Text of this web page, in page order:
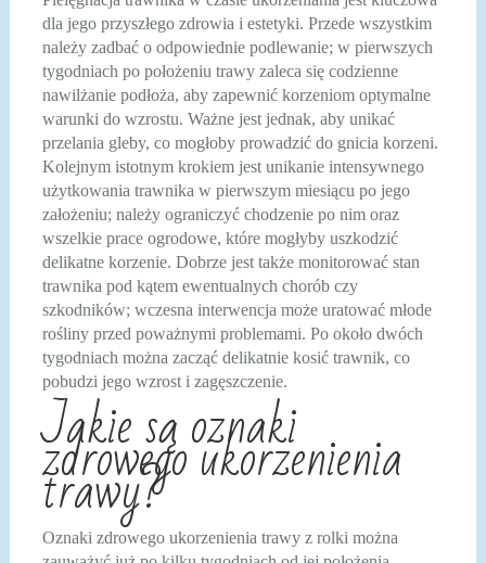
dla jego przyszłego zdrowia i estetyki. Przede wszystkim
należy zadbać o odpowiednie podlewanie; w pierwszych
tygodniach po położeniu trawy zaleca się codzienne
nawilżanie podłoża, aby zapewnić korzeniom optymalne
warunki do wzrostu. Ważne jest jednak, aby unikać
przelania gleby, co mogłoby prowadzić do gnicia korzeni.
Kolejnym istotnym krokiem jest unikanie intensywnego
użytkowania trawnika w pierwszym miesiącu po jego
założeniu; należy ograniczyć chodzenie po nim oraz
wszelkie prace ogrodowe, które mogłyby uszkodzić
delikatne korzenie. Dobrze jest także monitorować stan
trawnika pod kątem ewentualnych chorób czy
szkodników; wczesna interwencja może uratować młode
rośliny przed poważnymi problemami. Po około dwóch
tygodniach można zacząć delikatnie kosić trawnik, co
pobudzi jego wzrost i zagęszczenie.
Jakie są oznaki
zdrowego ukorzenienia
trawy?
Oznaki zdrowego ukorzenienia trawy z rolki można